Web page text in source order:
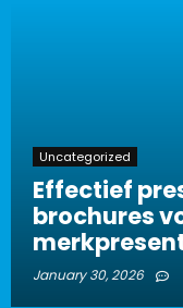
Uncategorized
Effectief
brochures
January 30, 2026